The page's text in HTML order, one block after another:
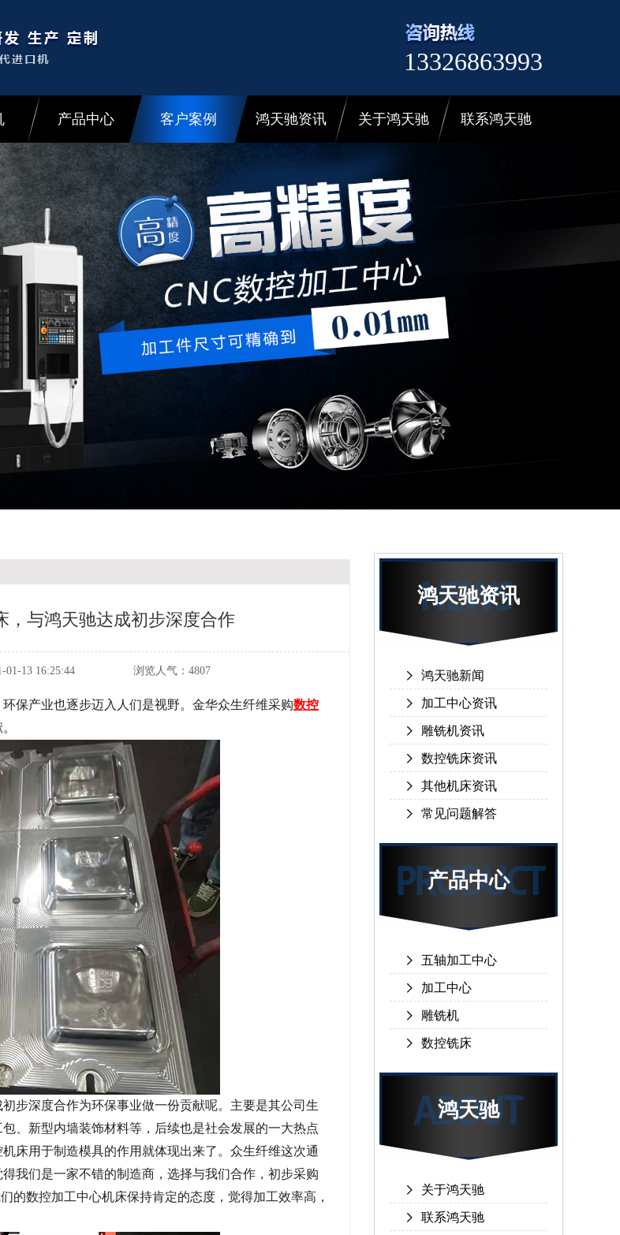
13326863993
产品中心 客户案例 鸿天驰资讯 关于鸿天驰 联系鸿天驰
，与鸿天驰达成初步深度合作
01-13 16:25:44 浏览人气： 4807
保产业也逐步迈入人们是视野。金华众生纤维采购数控
步深度合作为环保事业做一份贡献呢。主要是其公司生
、新型内墙装饰材料等，后续也是社会发展的一大热点
床用于制造模具的作用就体现出来了。 众生纤维这次通
我们是一家不错的制造商，选择与我们合作，初步采购
的数控加工中心机床保持肯定的态度，觉得加工效率高，
鸿天驰资讯
鸿天驰新闻
加工中心资讯
雕铣机资讯
数控铣床资讯
其他机床资讯
常见问题解答
产品中心
五轴加工中心
加工中心
雕铣机
数控铣床
鸿天驰
关于鸿天驰
联系鸿天驰